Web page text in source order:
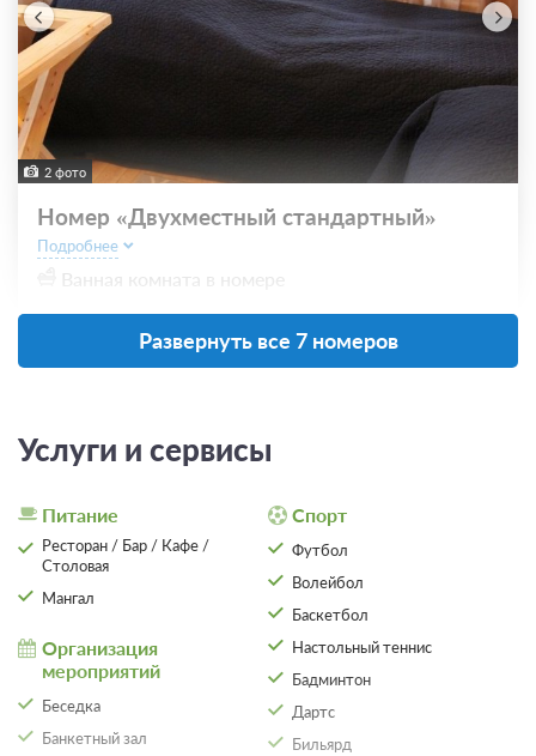
2 фото
Номер «Двухместный стандартный»
Подробнее
Ванная комната в номере
Проживание с питанием
Подробнее
3 300
Развернуть все 7 номеров
Услуги и сервисы
Питание
Ресторан / Бар / Кафе /
Столовая
Мангал
Организация
мероприятий
Беседка
Банкетный зал
Спорт
Футбол
Волейбол
Баскетбол
Настольный теннис
Бадминтон
Дартс
Бильярд